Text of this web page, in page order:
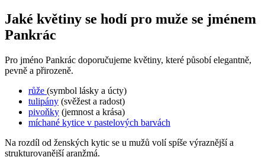
Jaké květiny se hodí pro muže se jménem
Pankrác
Pro jméno Pankrác doporučujeme květiny, které působí elegantně,
pevně a přirozeně.
růže (symbol lásky a úcty)
tulipány (svěžest a radost)
pivoňky (jemnost a krása)
míchané kytice v pastelových barvách
Na rozdíl od ženských kytic se u mužů volí spíše výraznější a
strukturovanější aranžmá.